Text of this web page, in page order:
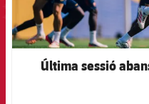
Última sessió